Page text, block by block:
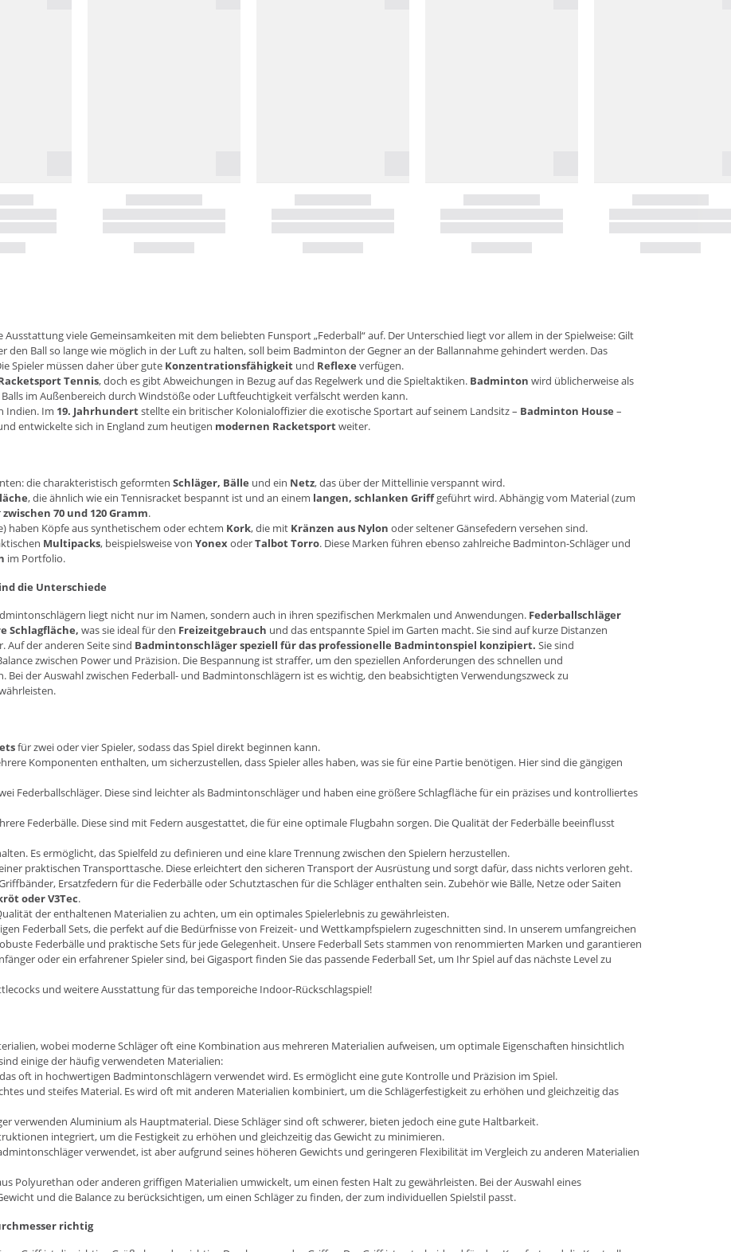
Ausstattung viele Gemeinsamkeiten mit dem beliebten Funsport „Federball“ auf. Der Unterschied liegt vor allem in der Spielweise: Gilt
den Ball so lange wie möglich in der Luft zu halten, soll beim Badminton der Gegner an der Ballannahme gehindert werden. Das
Spieler müssen daher über gute Konzentrationsfähigkeit und Reflexe verfügen.
Tennis, doch es gibt Abweichungen in Bezug auf das Regelwerk und die Spieltaktiken. Badminton wird üblicherweise als
im Außenbereich durch Windstöße oder Luftfeuchtigkeit verfälscht werden kann.
Indien. Im 19. Jahrhundertstellte ein britischer Kolonialoffizier die exotische Sportart auf seinem Landsitz – Badminton House –
entwickelte sich in England zum heutigen modernen Racketsportweiter.
die charakteristisch geformten Schläger, Bälle und ein Netz, das über der Mittellinie verspannt wird.
, die ähnlich wie ein Tennisracket bespannt ist und an einem langen, schlanken Griffgeführt wird. Abhängig vom Material (zum
zwischen 70 und 120 Gramm.
haben Köpfe aus synthetischem oder echtem Kork, die mit Kränzen aus Nylon oder seltener Gänsefedern versehen sind.
Multipacks, beispielsweise von YonexoderTalbot Torro. Diese Marken führen ebenso zahlreiche Badminton-Schläger und
im Portfolio.
die Unterschiede
liegt nicht nur im Namen, sondern auch in ihren spezifischen Merkmalen und Anwendungen. Federballschläger
Schlagfläche, was sie ideal für den Freizeitgebrauch und das entspannte Spiel im Garten macht. Sie sind auf kurze Distanzen
Auf der anderen Seite sind Badmintonschläger speziell für das professionelle Badmintonspiel konzipiert. Sie sind
zwischen Power und Präzision. Die Bespannung ist straffer, um den speziellen Anforderungen des schnellen und
der Auswahl zwischen Federball- und Badmintonschlägern ist es wichtig, den beabsichtigten Verwendungszweck zu
für zwei oder vier Spieler, sodass das Spiel direkt beginnen kann.
Komponenten enthalten, um sicherzustellen, dass Spieler alles haben, was sie für eine Partie benötigen. Hier sind die gängigen
Federballschläger. Diese sind leichter als Badmintonschläger und haben eine größere Schlagfläche für ein präzises und kontrolliertes
Federbälle. Diese sind mit Federn ausgestattet, die für eine optimale Flugbahn sorgen. Die Qualität der Federbälle beeinflusst
Es ermöglicht, das Spielfeld zu definieren und eine klare Trennung zwischen den Spielern herzustellen.
praktischen Transporttasche. Diese erleichtert den sicheren Transport der Ausrüstung und sorgt dafür, dass nichts verloren geht.
Ersatzfedern für die Federbälle oder Schutztaschen für die Schläger enthalten sein. Zubehör wie Bälle, Netze oder Saiten
oderV3Tec.
der enthaltenen Materialien zu achten, um ein optimales Spielerlebnis zu gewährleisten.
Federball Sets, die perfekt auf die Bedürfnisse von Freizeit- und Wettkampfspielern zugeschnitten sind. In unserem umfangreichen
Federbälle und praktische Sets für jede Gelegenheit. Unsere Federball Sets stammen von renommierten Marken und garantieren
oder ein erfahrener Spieler sind, bei Gigasport finden Sie das passende Federball Set, um Ihr Spiel auf das nächste Level zu
und weitere Ausstattung für das temporeiche Indoor-Rückschlagspiel!
wobei moderne Schläger oft eine Kombination aus mehreren Materialien aufweisen, um optimale Eigenschaften hinsichtlich
einige der häufig verwendeten Materialien:
oft in hochwertigen Badmintonschlägern verwendet wird. Es ermöglicht eine gute Kontrolle und Präzision im Spiel.
und steifes Material. Es wird oft mit anderen Materialien kombiniert, um die Schlägerfestigkeit zu erhöhen und gleichzeitig das
verwenden Aluminium als Hauptmaterial. Diese Schläger sind oft schwerer, bieten jedoch eine gute Haltbarkeit.
integriert, um die Festigkeit zu erhöhen und gleichzeitig das Gewicht zu minimieren.
verwendet, ist aber aufgrund seines höheren Gewichts und geringeren Flexibilität im Vergleich zu anderen Materialien
Polyurethan oder anderen griffigen Materialien umwickelt, um einen festen Halt zu gewährleisten. Bei der Auswahl eines
und die Balance zu berücksichtigen, um einen Schläger zu finden, der zum individuellen Spielstil passt.
richtig